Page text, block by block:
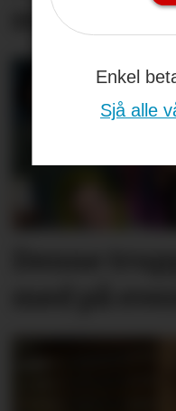
Enkel
Sjå alle
song